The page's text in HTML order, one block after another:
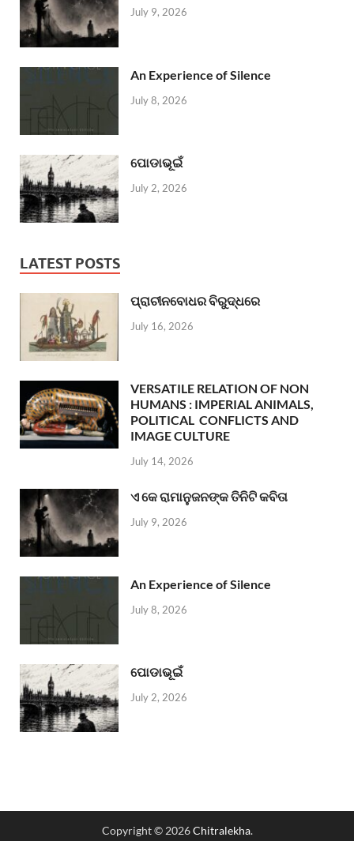
July 9, 2026
An Experience of Silence
July 8, 2026
ପୋଡାଭୂଇଁ
July 2, 2026
LATEST POSTS
ପ୍ରାଚୀନବୋଧର ବିରୁଦ୍ଧରେ
July 16, 2026
VERSATILE RELATION OF NON
HUMANS : IMPERIAL ANIMALS,
POLITICAL CONFLICTS AND
IMAGE CULTURE
July 14, 2026
ଏ କେ ରାମାନୁଜନଙ୍କ ତିନିଟି କବିତା
July 9, 2026
An Experience of Silence
July 8, 2026
ପୋଡାଭୂଇଁ
July 2, 2026
Copyright © 2026Chitralekha.